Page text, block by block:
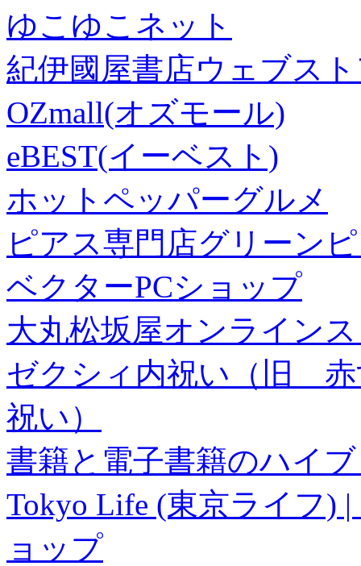
ゆこゆこネット
紀伊國屋書店ウェブス
OZmall(オズモール)
eBEST(イーベスト)
ホットペッパーグルメ
ピアス専門店グリーン
ベクターPCショップ
大丸松坂屋オンライン
ゼクシィ内祝い（旧 赤
祝い）
書籍と電子書籍のハイ
Tokyo Life (東京ライフ)
ョップ